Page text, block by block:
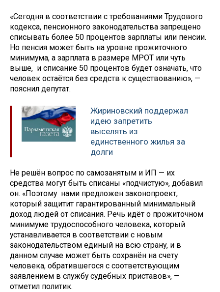
«Сегодня в соответствии с требованиями Трудового
кодекса, пенсионного законодательства запрещено
списывать более 50 процентов зарплаты или пенсии.
Но пенсия может быть на уровне прожиточного
минимума, а зарплата в размере МРОТ или чуть
выше, и списание 50 процентов будет означать, что
человек остаётся без средств к существованию», —
пояснил депутат.
Жириновский поддержал
идею запретить
выселять из
единственного жилья за
долги
Не решён вопрос по самозанятым и ИП — их
средства могут быть списаны «подчистую», добавил
он. «Поэтому нами предложен законопроект,
который защитит гарантированный минимальный
доход людей от списания. Речь идёт о прожиточном
минимуме трудоспособного человека, который
устанавливается в соответствии с новым
законодательством единый на всю страну, и в
данном случае может быть сохранён на счету
человека, обратившегося с соответствующим
заявлением в службу судебных приставов», —
отметил политик.